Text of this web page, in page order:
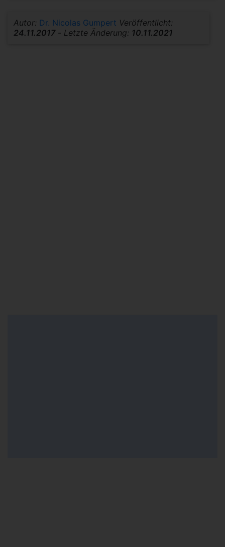
Autor: Dr. Nicolas Gumpert Veröffentlicht:
24.11.2017- Letzte Änderung: 10.11.2021